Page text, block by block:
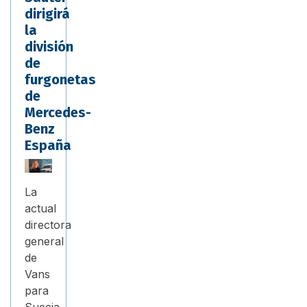
dirigirá
la
división
de
furgonetas
de
Mercedes-
Benz
España
La
actual
directora
general
de
Vans
para